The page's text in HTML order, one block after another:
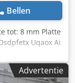
Bellen
tot: 8 mm Platte
Uqaox Ai
88 kg
hoog
Advertentie